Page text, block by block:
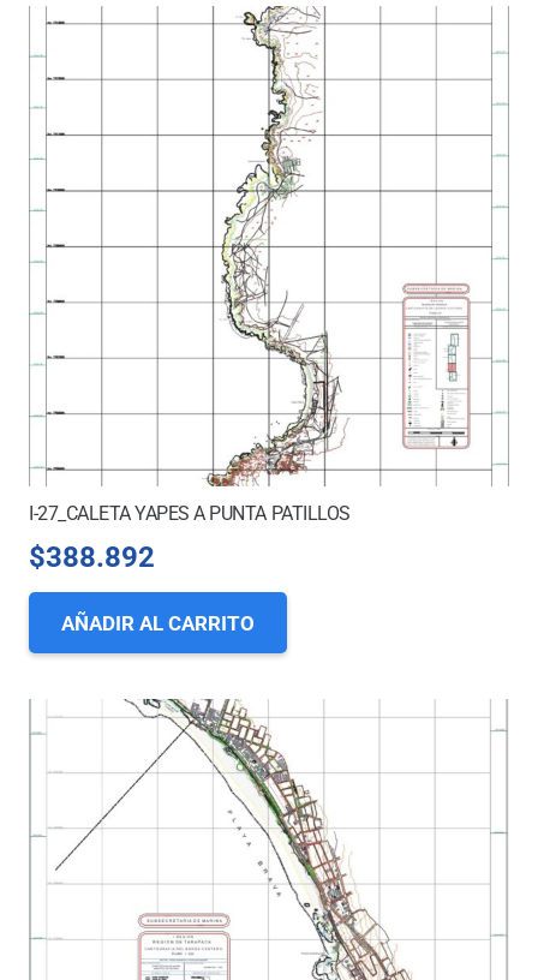
I-27_CALETA YAPES A PUNTA PATILLOS
$388.892
AÑADIR AL CARRITO